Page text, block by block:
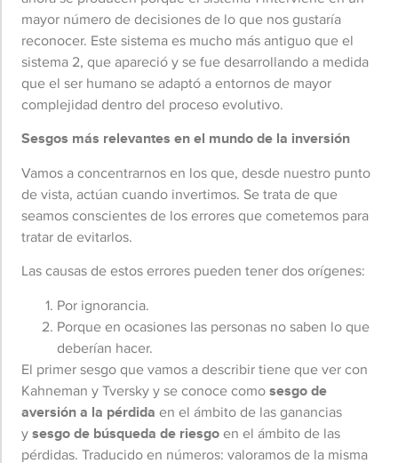
mayor número de decisiones de lo que nos gustaría
reconocer. Este sistema es mucho más antiguo que el
sistema 2, que apareció y se fue desarrollando a medida
que el ser humano se adaptó a entornos de mayor
complejidad dentro del proceso evolutivo.
Sesgos más relevantes en el mundo de la inversión
Vamos a concentrarnos en los que, desde nuestro punto
de vista, actúan cuando invertimos. Se trata de que
seamos conscientes de los errores que cometemos para
tratar de evitarlos.
Las causas de estos errores pueden tener dos orígenes:
Por ignorancia.
Porque en ocasiones las personas no saben lo que
deberían hacer.
El primer sesgo que vamos a describir tiene que ver con
Kahneman y Tversky y se conoce comosesgo de
aversión a la pérdida en el ámbito de las ganancias
ysesgo de búsqueda de riesgoen el ámbito de las
pérdidas. Traducido en números: valoramos de la misma